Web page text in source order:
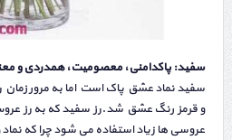
سفید: پاکدامنی، معصومیت، همدردی و
سفید نماد عشق پاک است اما به مرور زمان
و قرمز رنگ عشق شد.رز سفید که به رز
عروسی ها زیاد استفاده می شود چرا که